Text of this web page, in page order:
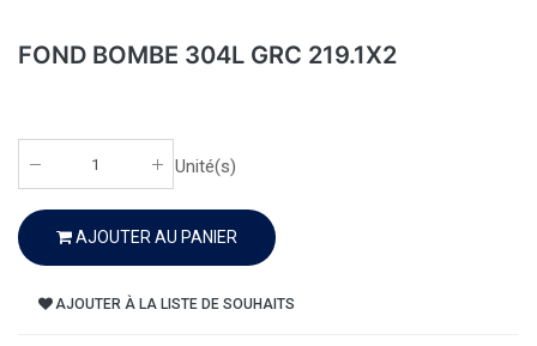
FOND BOMBE 304L GRC 219.1X2
Unité(s)
AJOUTER AU PANIER
AJOUTER À LA LISTE DE SOUHAITS